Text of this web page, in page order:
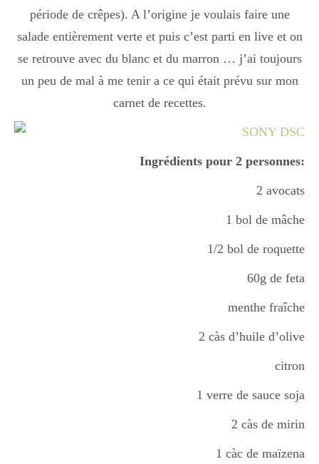
Boisson chaudes
Les classiques
Semaines Spéciales
période de crêpes). A l’origine je voulais faire une
salade entièrement verte et puis c’est parti en live et on
se retrouve avec du blanc et du marron … j’ai toujours
un peu de mal à me tenir a ce qui était prévu sur mon
carnet de recettes.
Ingrédients pour 2 personnes:
2 avocats
1 bol de mâche
1/2 bol de roquette
60g de feta
menthe fraîche
2 càs d’huile d’olive
citron
1 verre de sauce soja
2 càs de mirin
1 càc de maïzena